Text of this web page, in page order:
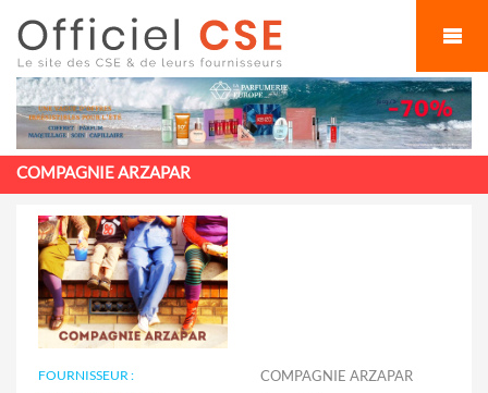
COMPAGNIE ARZAPAR
FOURNISSEUR : COMPAGNIE ARZAPAR